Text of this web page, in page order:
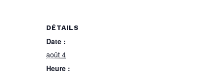
DÉTAILS
Date :
août 4
Heure :